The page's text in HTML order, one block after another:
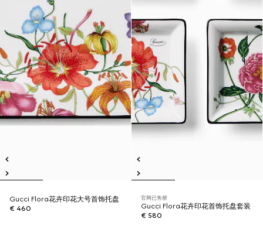
Gucci Flora花卉印花大号首饰托盘
€ 460
官网已售罄
Gucci Flora花卉印花首饰托盘套装
€ 580